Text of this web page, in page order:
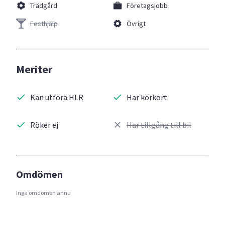
Trädgård
Festhjälp
Företagsjobb
Övrigt
Meriter
Kan utföra HLR
Röker ej
Har körkort
Har tillgång till bil
Omdömen
Inga omdömen ännu